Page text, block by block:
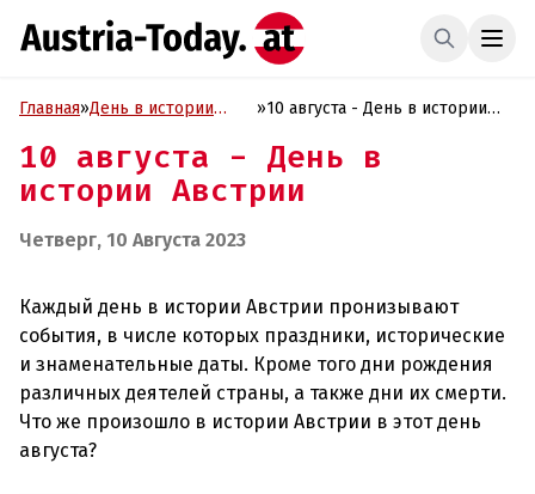
Главная»День в истории
»10 августа - День в истории
10 августа - День в
истории Австрии
Четверг, 10 Августа 2023
Каждый день в истории Австрии пронизывают
события, в числе которых праздники, исторические
и знаменательные даты. Кроме того дни рождения
различных деятелей страны, а также дни их смерти.
Что же произошло в истории Австрии в этот день
августа?